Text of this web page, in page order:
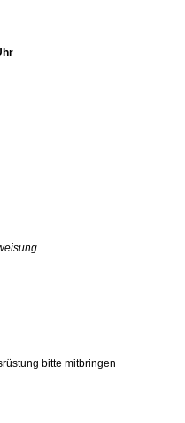
bitte mitbringen